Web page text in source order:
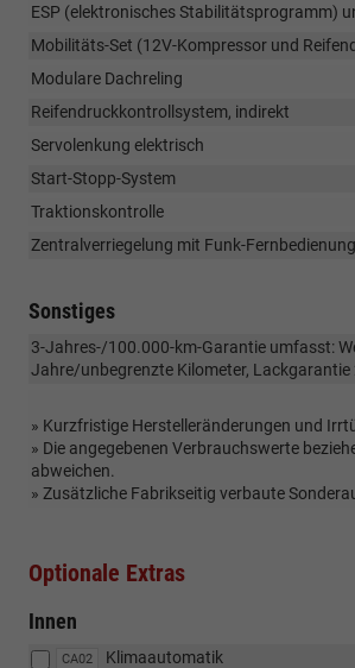
ESP (elektronisches Stabilitätsprogramm)
Mobilitäts-Set (12V-Kompressor und
Modulare Dachreling
Reifendruckkontrollsystem, indirekt
Servolenkung elektrisch
Start-Stopp-System
Traktionskontrolle
Zentralverriegelung mit Funk-
Sonstiges
3-Jahres-/100.000-km-Garantie umfasst:
Jahre/unbegrenzte Kilometer,
» Kurzfristige Herstelleränderungen und
» Die angegebenen Verbrauchswerte
abweichen.
» Zusätzliche Fabrikseitig verbaute
Optionale Extras
Innen
CA02 Klimaautomatik